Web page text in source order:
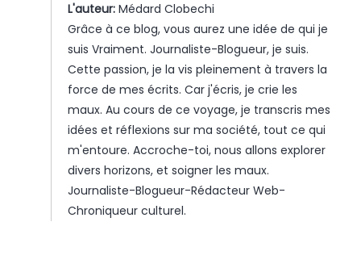
L'auteur: Médard Clobechi
Grâce à ce blog, vous aurez une idée de qui je
suis Vraiment. Journaliste-Blogueur, je suis.
Cette passion, je la vis pleinement à travers la
force de mes écrits. Car j'écris, je crie les
maux. Au cours de ce voyage, je transcris mes
idées et réflexions sur ma société, tout ce qui
m'entoure. Accroche-toi, nous allons explorer
divers horizons, et soigner les maux.
Journaliste-Blogueur-Rédacteur Web-
Chroniqueur culturel.